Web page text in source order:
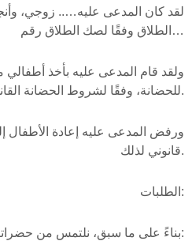
لقد كان المدعى عليه….. زوجي،
الطلاق وفقًا لصك الطلاق رقم…
ولقد قام المدعى عليه بأخذ
للحضانة، وفقًا لشروط الحضانة القانونية.
ورفض المدعى عليه إعادة الأطفال
قانوني لذلك.
الطلبات:
بناءً على ما سبق، نلتمس من حضراتكم: